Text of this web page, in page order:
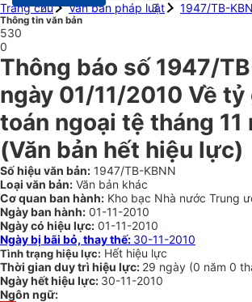
Trang chủ
Văn bản pháp luật 1947/TB-
Thông tin văn bản
530
0
Thông báo số 1947/
ngày 01/11/2010 Về tỷ
toán ngoại tệ tháng 11
(Văn bản hết hiệu lực)
Số hiệu văn bản: 1947/TB-KBNN
Loại văn bản: Văn bản khác
Cơ quan ban hành: Kho bạc Nhà nước Trung
Ngày ban hành: 01-11-2010
Ngày có hiệu lực: 01-11-2010
Ngày bị bãi bỏ, thay thế: 30-11-2010
Tình trạng hiệu lực: Hết hiệu lực
Thời gian duy trì hiệu lực: 29 ngày (0 năm 0
Ngày hết hiệu lực: 30-11-2010
Ngôn ngữ: